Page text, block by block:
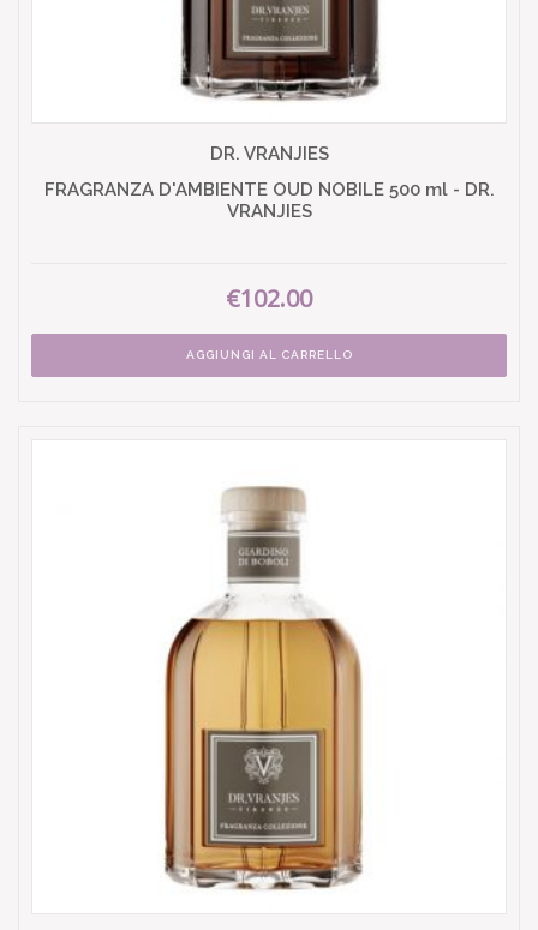
DR. VRANJIES
FRAGRANZA D'AMBIENTE OUD NOBILE 500 ml - DR.
VRANJIES
€102.00
AGGIUNGI AL CARRELLO